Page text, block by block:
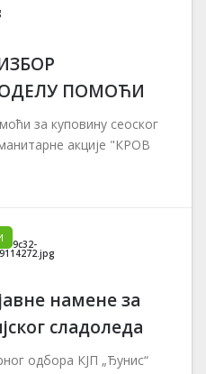
ПОМОЋИ
за куповину сеоског
акције "КРОВ
намене за
сладоледа
одбора КЈП „Ђунис“